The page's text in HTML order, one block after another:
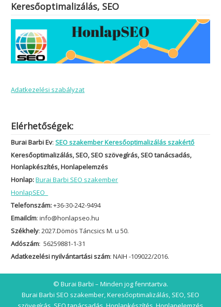
Keresőoptimalizálás, SEO
Adatkezelési szabályzat
Elérhetőségek:
Burai Barbi Ev:SEO szakember Keresőoptimalizálás szakértő
Keresőoptimalizálás, SEO, SEO szövegírás, SEO tanácsadás,
Honlapkészítés, Honlapelemzés
Honlap:Burai Barbi SEO szakember
HonlapSEO
Telefonszám:+36-30-242-9494
Emailcím: info@honlapseo.hu
Székhely: 2027.Dömös Táncsics M. u 50.
Adószám: 56259881-1-31
Adatkezelési nyilvántartási szám: NAIH -109022/2016.
© Burai Barbi – Minden jog fenntartva.
Burai Barbi SEO szakember, Keresőoptimalizálás, SEO, SEO